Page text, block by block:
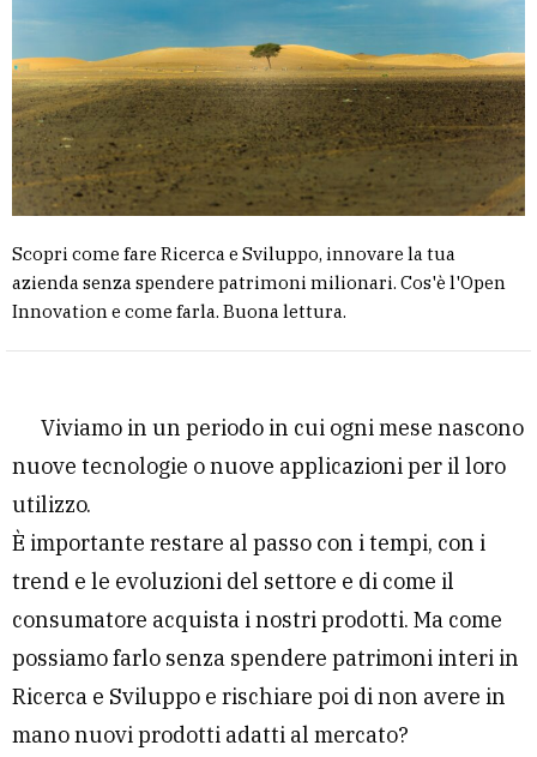
Scopri come fare Ricerca e Sviluppo, innovare la tua
azienda senza spendere patrimoni milionari. Cos'è l'Open
Innovation e come farla. Buona lettura.
Viviamo in un periodo in cui ogni mese nascono
nuove tecnologie o nuove applicazioni per il loro
utilizzo.
È importante restare al passo con i tempi, con i
trend e le evoluzioni del settore e di come il
consumatore acquista i nostri prodotti. Ma come
possiamo farlo senza spendere patrimoni interi in
Ricerca e Sviluppo e rischiare poi di non avere in
mano nuovi prodotti adatti al mercato?